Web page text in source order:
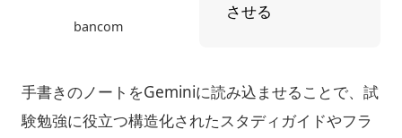
bancom
させる
手書きのノートをGeminiに読み込ませることで、試
験勉強に役立つ構造化されたスタディガイドやフラ